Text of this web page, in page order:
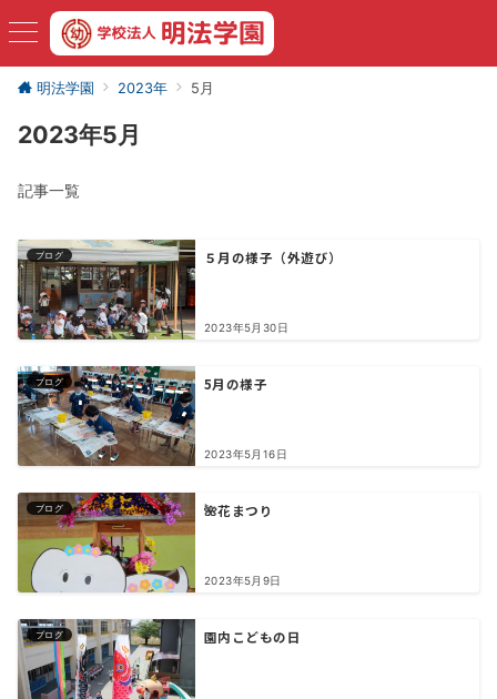
明法学園 2023年 5月
2023年5月
記事一覧
ブログ ５月の様子（外遊び）
2023年5月30日
ブログ 5月の様子
2023年5月16日
ブログ 🌺花まつり
2023年5月9日
ブログ 園内こどもの日